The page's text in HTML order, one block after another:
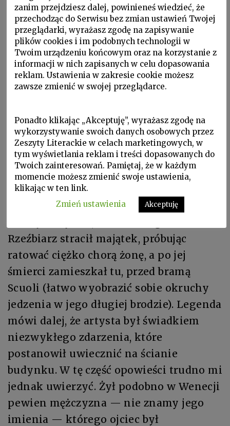
po naszej prawej stronie tajemniczy
twórca wyżłobił w kamieniu postać
mężczyzny w turbanie trzymającego w
dłoni ludzkie serce (oddane tu z
zadziwiającą dokładnością, z widoczną
koroną naczyń). Rysunek umieszczony
dostrzec — zupełnie jakby artysta
tworzył go, na wpół leżąc. Po drugiej
stronie portalu widnieją jeszcze wyryte
weneckie galery. Legenda przypisuje
autorstwo rysunków rzeźbiarzowi
pracującemu wcześniej przy ozdabianiu
Rzeźbiarz stracił majątek, próbując
ratować ciężko chorą żonę, a po jej
śmierci zamieszkał tu, przed bramą
Scuoli (łatwo wyobrazić sobie okruchy
jedzenia w jego długiej brodzie). Legenda
mówi dalej, że artysta był świadkiem
niezwykłego zdarzenia, które
postanowił uwiecznić na ścianie
budynku. W tę część opowieści trudno mi
jednak uwierzyć. Żył podobno w Wenecji
pewien mężczyzna — nie znamy jego
imienia — którego ojciec był
zanim przejdziesz dalej, powinieneś wiedzieć, że
przechodząc do Serwisu bez zmian ustawień Twojej
przeglądarki, wyrażasz zgodę na zapisywanie
plików cookies i im podobnych technologii w
Twoim urządzeniu końcowym oraz na korzystanie z
informacji w nich zapisanych w celu dopasowania
reklam. Ustawienia w zakresie cookie możesz
zawsze zmienić w swojej przeglądarce.
Ponadto klikając „Akceptuję”, wyrażasz zgodę na
wykorzystywanie swoich danych osobowych przez
Zeszyty Literackie w celach marketingowych, w
tym wyświetlania reklam i treści dopasowanych do
Twoich zainteresowań. Pamiętaj, że w każdym
momencie możesz zmienić swoje ustawienia,
klikając w ten link.
Zmień ustawienia
Akceptuję